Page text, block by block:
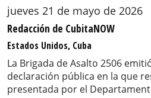
jueves 21 de mayo de 2026
Redacción de CubitaNOW
Estados Unidos, Cuba
La Brigada de Asalto 2506
declaración pública en la que
presentada por el